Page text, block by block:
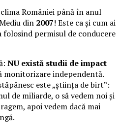
României până în anul
din 2007! Este ca și cum ai
folosind permisul de conducere
NU există studii de impact
monitorizare independentă.
este „știința de birt”:
de miliarde, o să vedem noi și
apoi vedem dacă mai